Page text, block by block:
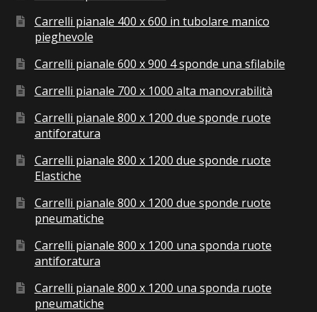
Carrelli pianale 400 x 600 in tubolare manico
pieghevole
Carrelli pianale 600 x 900 4 sponde una sfilabile
Carrelli pianale 700 x 1000 alta manovrabilità
Carrelli pianale 800 x 1200 due sponde ruote
antiforatura
Carrelli pianale 800 x 1200 due sponde ruote
Elastiche
Carrelli pianale 800 x 1200 due sponde ruote
pneumatiche
Carrelli pianale 800 x 1200 una sponda ruote
antiforatura
Carrelli pianale 800 x 1200 una sponda ruote
pneumatiche